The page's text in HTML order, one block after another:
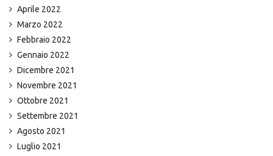
Aprile 2022
Marzo 2022
Febbraio 2022
Gennaio 2022
Dicembre 2021
Novembre 2021
Ottobre 2021
Settembre 2021
Agosto 2021
Luglio 2021